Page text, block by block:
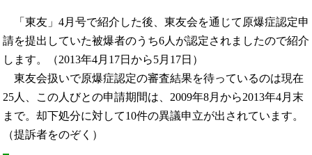
「東友」4月号で紹介した後、東友会を通じて原爆症認定申
請を提出していた被爆者のうち6人が認定されましたので紹介
します。（2013年4月17日から5月17日）
東友会扱いで原爆症認定の審査結果を待っているのは現在
25人、この人びとの申請期間は、2009年8月から2013年4月末
まで。却下処分に対して10件の異議申立が出されています。
（提訴者をのぞく）